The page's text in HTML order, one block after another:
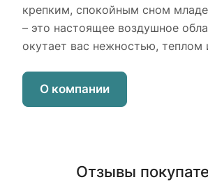
крепким, спокойным сном
– это настоящее воздушное
окутает вас нежностью,
О компании
Отзывы